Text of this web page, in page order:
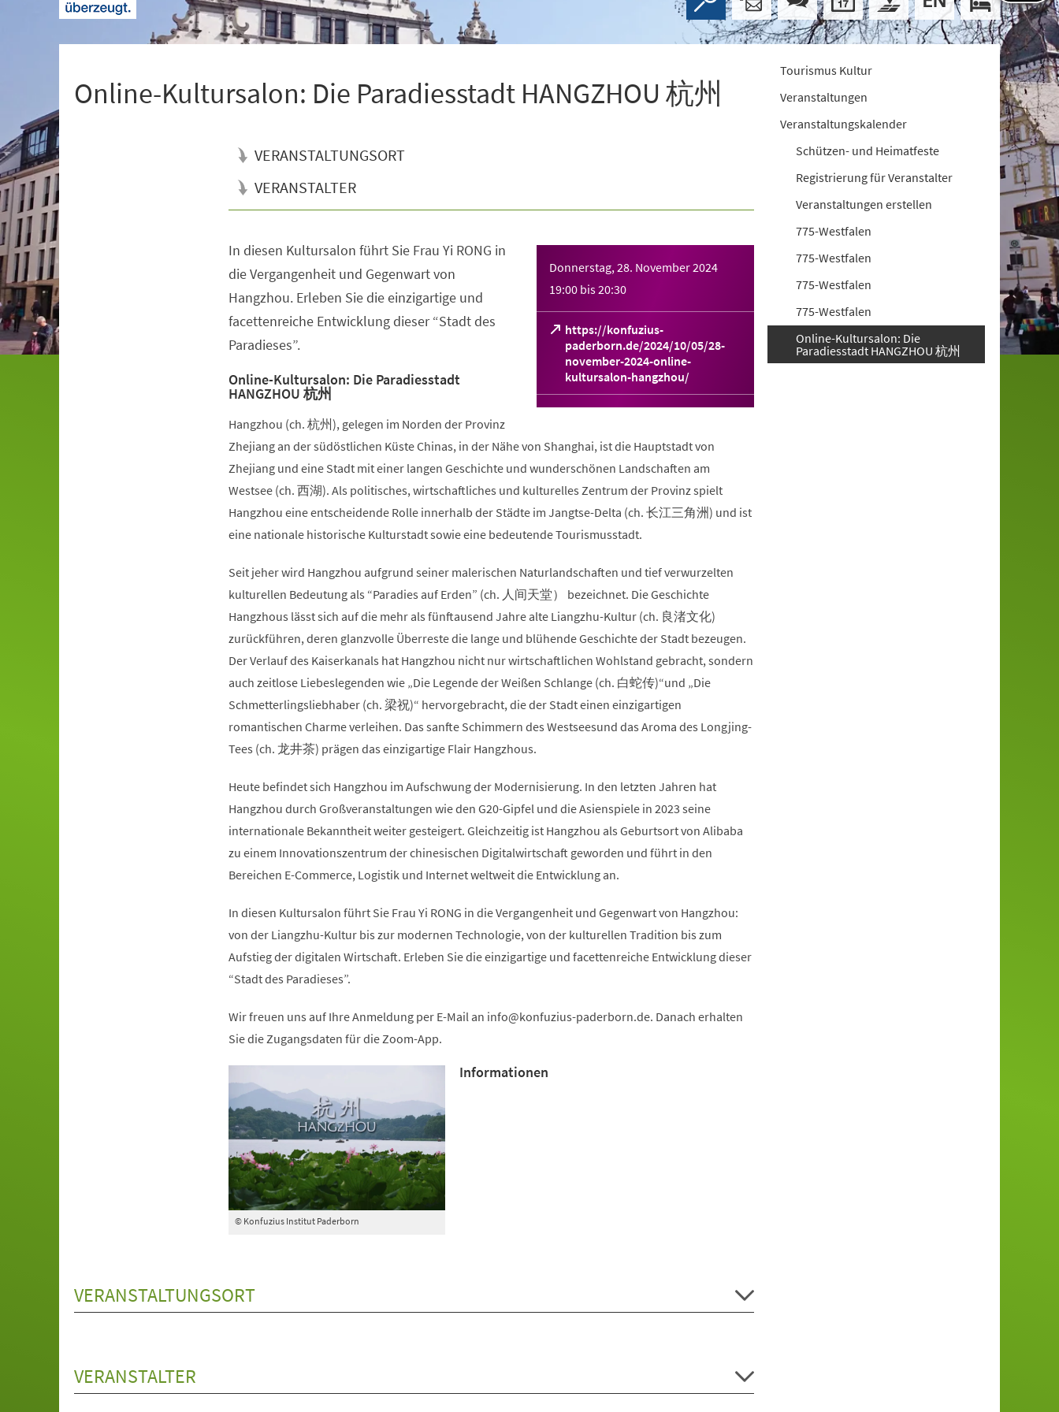
Online-Kultursalon: Die Paradiesstadt HANGZHOU 杭州
VERANSTALTUNGSORT
VERANSTALTER
Donnerstag, 28. November 2024
19:00 bis20:30
https://konfuzius-
paderborn.de/2024/10/05/28-
november-2024-online-
kultursalon-hangzhou/
(Öffnet
in
einem
Tab)
In diesen Kultursalon führt Sie Frau Yi RONG in
die Vergangenheit und Gegenwart von
Hangzhou. Erleben Sie die einzigartige und
facettenreiche Entwicklung dieser “Stadt des
Paradieses”.
Online-Kultursalon: Die Paradiesstadt
HANGZHOU 杭州
Hangzhou (ch. 杭州), gelegen im Norden der Provinz
Zhejiang an der südöstlichen Küste Chinas, in der Nähe von Shanghai, ist die Hauptstadt von
Zhejiang und eine Stadt mit einer langen Geschichte und wunderschönen Landschaften am
Westsee (ch. 西湖). Als politisches, wirtschaftliches und kulturelles Zentrum der Provinz spielt
Hangzhou eine entscheidende Rolle innerhalb der Städte im Jangtse-Delta (ch. 长江三角洲) und ist
eine nationale historische Kulturstadt sowie eine bedeutende Tourismusstadt.
Seit jeher wird Hangzhou aufgrund seiner malerischen Naturlandschaften und tief verwurzelten
kulturellen Bedeutung als “Paradies auf Erden” (ch. 人间天堂） bezeichnet. Die Geschichte
Hangzhous lässt sich auf die mehr als fünftausend Jahre alte Liangzhu-Kultur (ch. 良渚文化)
zurückführen, deren glanzvolle Überreste die lange und blühende Geschichte der Stadt bezeugen.
Der Verlauf des Kaiserkanals hat Hangzhou nicht nur wirtschaftlichen Wohlstand gebracht, sondern
auch zeitlose Liebeslegenden wie „Die Legende der Weißen Schlange (ch. 白蛇传)“und „Die
Schmetterlingsliebhaber (ch. 梁祝)“ hervorgebracht, die der Stadt einen einzigartigen
romantischen Charme verleihen. Das sanfte Schimmern des Westseesund das Aroma des Longjing-
Tees (ch. 龙井茶) prägen das einzigartige Flair Hangzhous.
Heute befindet sich Hangzhou im Aufschwung der Modernisierung. In den letzten Jahren hat
Hangzhou durch Großveranstaltungen wie den G20-Gipfel und die Asienspiele in 2023 seine
internationale Bekanntheit weiter gesteigert. Gleichzeitig ist Hangzhou als Geburtsort von Alibaba
zu einem Innovationszentrum der chinesischen Digitalwirtschaft geworden und führt in den
Bereichen E-Commerce, Logistik und Internet weltweit die Entwicklung an.
In diesen Kultursalon führt Sie Frau Yi RONG in die Vergangenheit und Gegenwart von Hangzhou:
von der Liangzhu-Kultur bis zur modernen Technologie, von der kulturellen Tradition bis zum
Aufstieg der digitalen Wirtschaft. Erleben Sie die einzigartige und facettenreiche Entwicklung dieser
“Stadt des Paradieses”.
Wir freuen uns auf Ihre Anmeldung per E-Mail an info konfuzius-paderborn de. Danach erhalten
Sie die Zugangsdaten für die Zoom-App.
© Konfuzius Institut Paderborn
Informationen
VERANSTALTUNGSORT
VERANSTALTER
Tourismus Kultur
Veranstaltungen
Veranstaltungskalender
Schützen- und Heimatfeste
Registrierung für Veranstalter
Veranstaltungen erstellen
775-Westfalen
775-Westfalen
775-Westfalen
775-Westfalen
Online-Kultursalon: Die
Paradiesstadt HANGZHOU 杭州